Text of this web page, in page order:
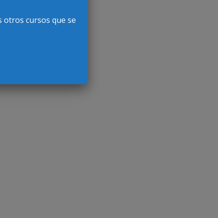
otros cursos que se